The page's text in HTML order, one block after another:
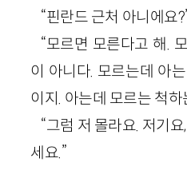
“핀란드 근처 아니에요
“모르면 모른다고 해.
이 아니다. 모르는데 아
이지. 아는데 모르는 척
“그럼 저 몰라요. 저기
세요.”